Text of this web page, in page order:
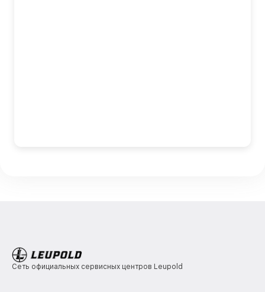
Сеть официальных сервисных центров Leupold